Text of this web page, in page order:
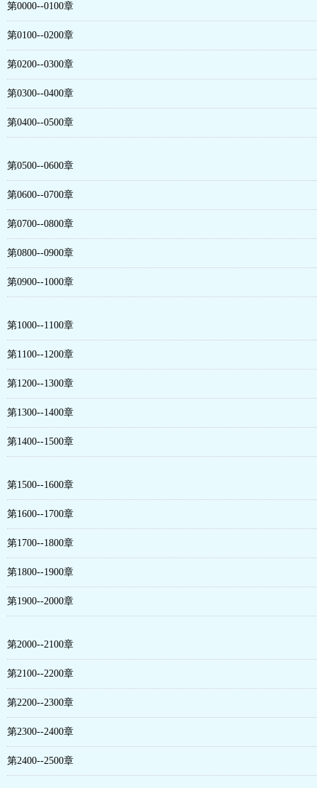
第0000--0100章
第0100--0200章
第0200--0300章
第0300--0400章
第0400--0500章
第0500--0600章
第0600--0700章
第0700--0800章
第0800--0900章
第0900--1000章
第1000--1100章
第1100--1200章
第1200--1300章
第1300--1400章
第1400--1500章
第1500--1600章
第1600--1700章
第1700--1800章
第1800--1900章
第1900--2000章
第2000--2100章
第2100--2200章
第2200--2300章
第2300--2400章
第2400--2500章